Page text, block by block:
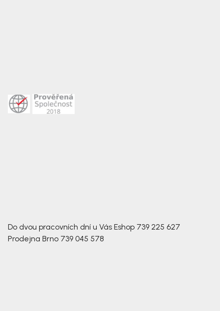
Do dvou pracovních dní u Vás Eshop 739 225 627
Prodejna Brno 739 045 578